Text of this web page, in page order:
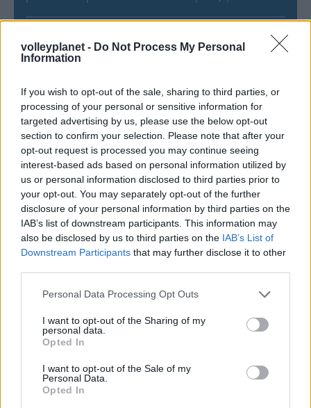
volleyplanet - Do Not Process My Personal
Information
If you wish to opt-out of the sale, sharing to third parties, or
processing of your personal or sensitive information for
targeted advertising by us, please use the below opt-out
section to confirm your selection. Please note that after your
opt-out request is processed you may continue seeing
interest-based ads based on personal information utilized by
us or personal information disclosed to third parties prior to
your opt-out. You may separately opt-out of the further
disclosure of your personal information by third parties on the
IAB’s list of downstream participants. This information may
also be disclosed by us to third parties on the IAB’s List of
Downstream Participants that may further disclose it to other
Please note that this website/app uses one or more Google
not limited to your visit or usage behaviour. You may click to
grant or deny consent to Google and its third-party tags to
use your data for below specified purposes in below Google
consent section.
Personal Data Processing Opt Outs
I want to opt-out of the Sharing of my
personal data.
Opted In
I want to opt-out of the Sale of my
Personal Data.
Opted In
Ισόπαλο το πρωτο φιλικό τεστ της Εθνικής στο
Ουρμπίνο
05/08/2026
Προς στρατηγική συνεργασία ΠΑΣΑΠΠ και
Πανεπιστημίου Πατρών
ΓΝΩΜΕΣ
ΠΕΝΥ ΡΟΝΤΟΓΙΑΝΝΗ
11/03/2026
στο σήμερα: Tο τρίτο
ευρωπαϊκό ραντεβού του